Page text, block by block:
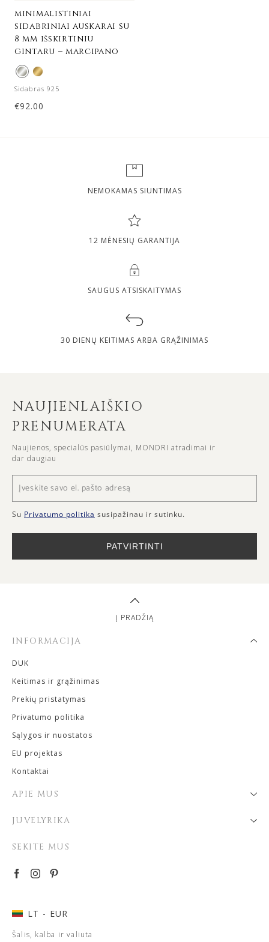
minimalistiniai
sidabriniai auskarai su
8 mm išskirtiniu
gintaru – marcipano
Sidabras 925
€92.00
NEMOKAMAS SIUNTIMAS
12 MĖNESIŲ GARANTIJA
SAUGUS ATSISKAITYMAS
30 DIENŲ KEITIMAS ARBA GRĄŽINIMAS
NAUJIENLAIŠKIO
PRENUMERATA
Naujienos, specialūs pasiūlymai, MONDRI atradimai ir
dar daugiau
Su Privatumo politika susipažinau ir sutinku.
PATVIRTINTI
INFORMACIJA
DUK
Keitimas ir grąžinimas
Prekių pristatymas
Privatumo politika
Sąlygos ir nuostatos
EU projektas
Kontaktai
APIE MUS
JUVELYRIKA
SEKITE MUS
LT - EUR
Šalis, kalba ir valiuta
Į PRADŽIĄ